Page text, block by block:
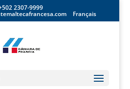
2307-9999
Français